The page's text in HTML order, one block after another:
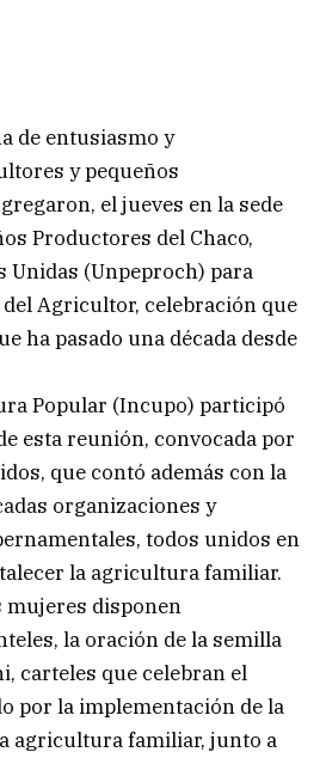
de entusiasmo y
y pequeños
el jueves en la sede
Productores del Chaco,
Unidas (Unpeproch) para
Agricultor, celebración que
ha pasado una década desde
Popular (Incupo) participó
esta reunión, convocada por
que contó además con la
organizaciones y
todos unidos en
la agricultura familiar.
mujeres disponen
la oración de la semilla
carteles que celebran el
por la implementación de la
agricultura familiar, junto a